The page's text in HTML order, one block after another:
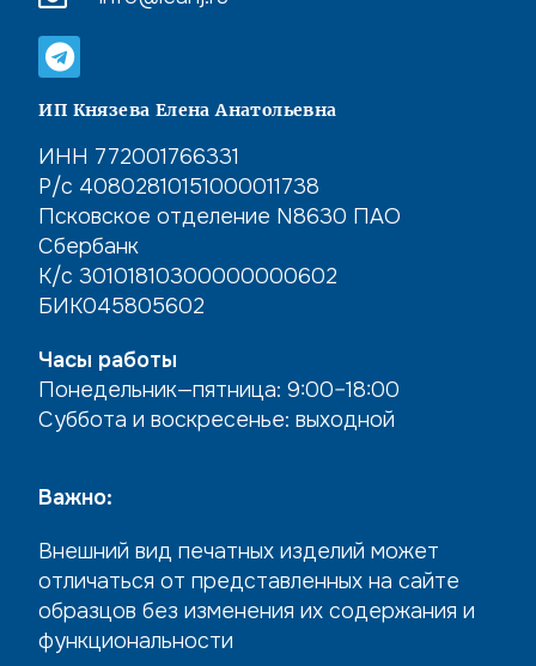
ИП Князева Елена Анатольевна
ИНН 772001766331
Р/с 40802810151000011738
Псковское отделение N8630 ПАО
Сбербанк
К/с 30101810300000000602
БИК045805602
Часы работы
Понедельник—пятница: 9:00–18:00
Суббота и воскресенье: выходной
Важно:
Внешний вид печатных изделий может
отличаться от представленных на сайте
образцов без изменения их содержания и
функциональности